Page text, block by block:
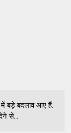
में बड़े बदलाव आए हैं.
से...